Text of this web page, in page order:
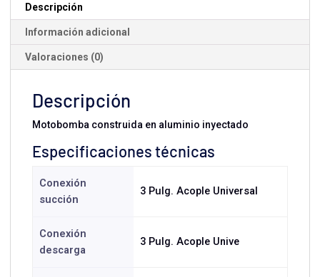
Descripción
Información adicional
Valoraciones (0)
Descripción
Motobomba construida en aluminio inyectado
Especificaciones técnicas
Conexión
succión
3 Pulg. Acople Universal
Conexión
descarga
3 Pulg. Acople Unive